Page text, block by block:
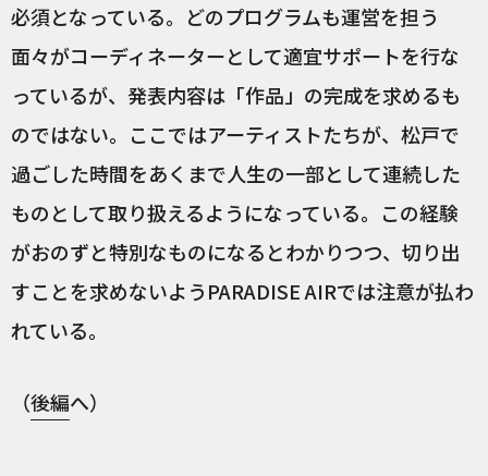
必須となっている。どのプログラムも運営を担う
面々がコーディネーターとして適宜サポートを行な
っているが、発表内容は「作品」の完成を求めるも
のではない。ここではアーティストたちが、松戸で
過ごした時間をあくまで人生の一部として連続した
ものとして取り扱えるようになっている。この経験
がおのずと特別なものになるとわかりつつ、切り出
すことを求めないようPARADISE AIRでは注意が払わ
れている。
（後編へ）